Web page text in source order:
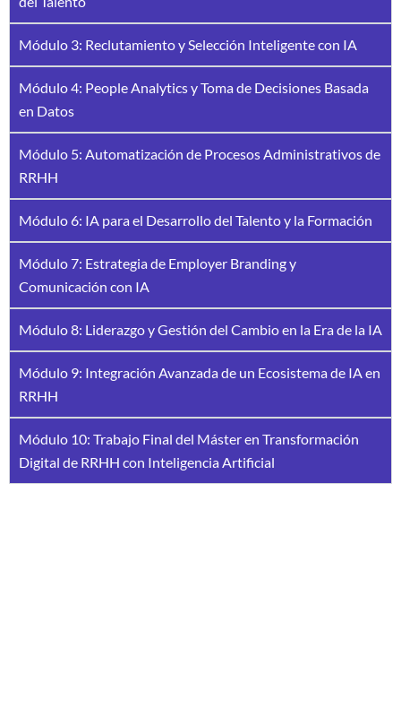
Módulo 3: Reclutamiento y Selección Inteligente con IA
Módulo 4: People Analytics y Toma de Decisiones Basada
en Datos
Módulo 5: Automatización de Procesos Administrativos de
RRHH
Módulo 6: IA para el Desarrollo del Talento y la Formación
Módulo 7: Estrategia de Employer Branding y
Comunicación con IA
Módulo 8: Liderazgo y Gestión del Cambio en la Era de la IA
Módulo 9: Integración Avanzada de un Ecosistema de IA en
RRHH
Módulo 10: Trabajo Final del Máster en Transformación
Digital de RRHH con Inteligencia Artificial